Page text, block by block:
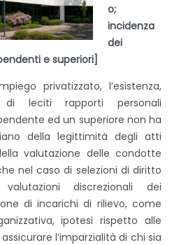
o;
incidenza
dei
e superiori]
privatizzato, l’esistenza,
di leciti rapporti personali
ed un superiore non ha
della legittimità degli atti
valutazione delle condotte
nel caso di selezioni di diritto
discrezionali dei
di incarichi di rilievo, come
ipotesi rispetto alle
l’imparzialità di chi sia